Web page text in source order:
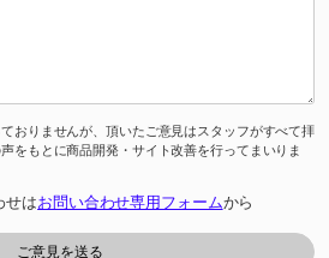
おりませんが、頂いたご意見はスタッフがすべて拝
をもとに商品開発・サイト改善を行ってまいりま
せはお問い合わせ専用フォームから